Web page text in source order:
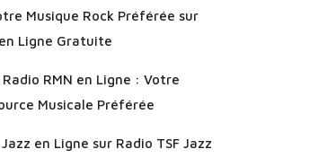
Musique Rock Préférée sur
Ligne Gratuite
RMN en Ligne : Votre
Musicale Préférée
en Ligne sur Radio TSF Jazz